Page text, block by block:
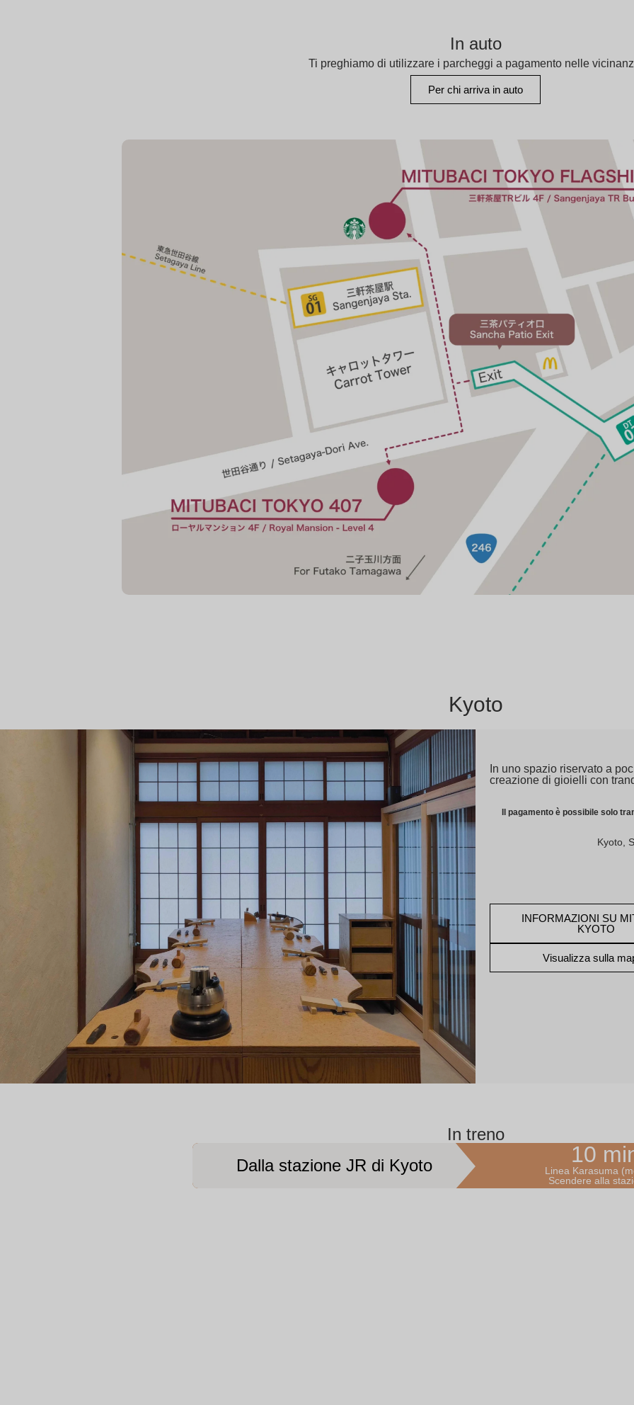
In auto
Ti preghiamo di utilizzare i parcheggi a pagamento nelle
Per chi arriva in auto
Kyoto
In uno spazio riservato a
creazione di gioielli con
Il pagamento è possibile solo
Kyoto,
INFORMAZIONI SU
KYOTO
Visualizza sulla
In treno
Dalla stazione JR di Kyoto
10
Linea Karasuma
Scendere alla